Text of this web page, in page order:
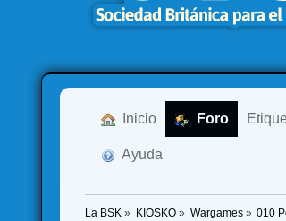
Inicio Foro
Ayuda
La BSK » KIOSKO» Wargames» 010